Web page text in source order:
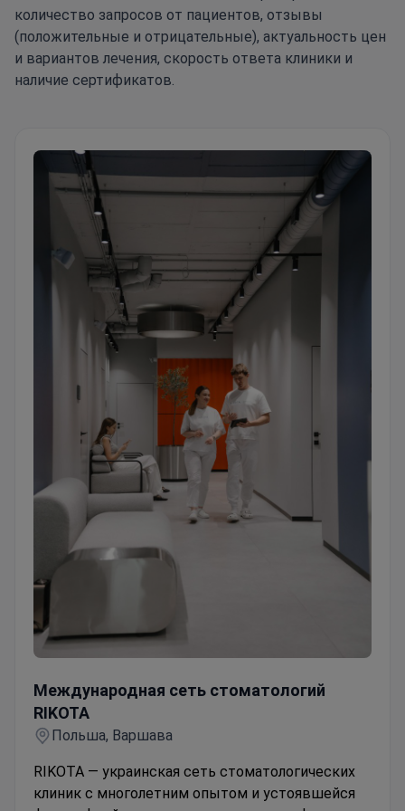
количество запросов от пациентов, отзывы
(положительные и отрицательные), актуальность цен
и вариантов лечения, скорость ответа клиники и
наличие сертификатов.
Международная сеть стоматологий
RIKOTA
Польша, Варшава
RIKOTA — украинская сеть стоматологических
клиник с многолетним опытом и устоявшейся